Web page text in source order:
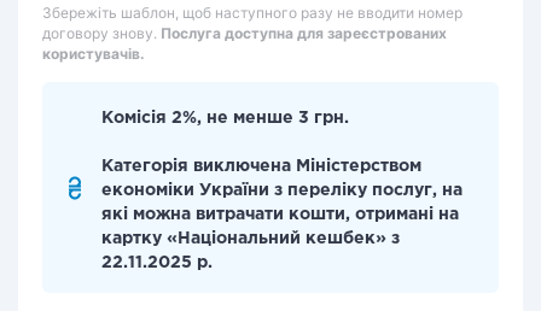
Збережіть шаблон, щоб наступного разу не вводити номер
договору знову. Послуга доступна для зареєстрованих
користувачів.
Комісія 2%, не менше 3 грн.
Категорія виключена Міністерством
економіки України з переліку послуг, на
які можна витрачати кошти, отримані на
картку «Національний кешбек» з
22.11.2025 р.